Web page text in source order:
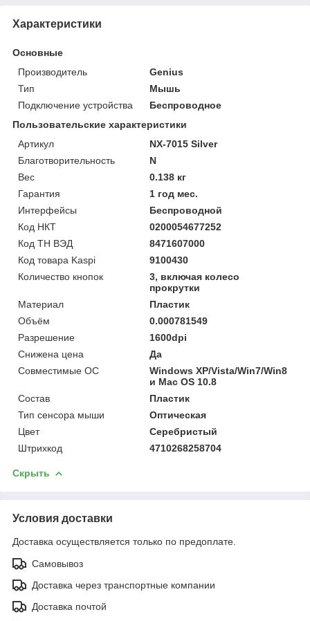
Характеристики
Основные
Производитель
Genius
Тип
Мышь
Подключение устройства
Беспроводное
Пользовательские характеристики
Артикул
NX-7015 Silver
Благотворительность
N
Вес
0.138 кг
Гарантия
1 год мес.
Интерфейсы
Беспроводной
Код НКТ
0200054677252
Код ТН ВЭД
8471607000
Код товара Kaspi
9100430
Количество кнопок
3, включая колесо
прокрутки
Материал
Пластик
Объём
0.000781549
Разрешение
1600dpi
Снижена цена
Да
Совместимые ОС
Windows XP/Vista/Win7/Win8
и Mac OS 10.8
Состав
Пластик
Тип сенсора мыши
Оптическая
Цвет
Серебристый
Штрихкод
4710268258704
Скрыть
Условия доставки
Доставка осуществляется только по предоплате.
Самовывоз
Доставка через транспортные компании
Доставка почтой